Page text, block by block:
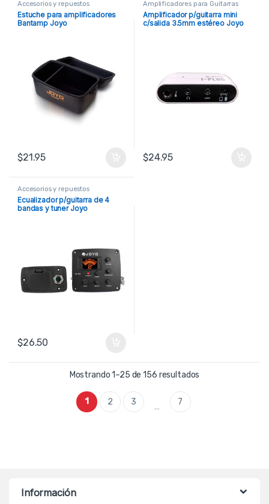
Accesorios y repuestos
Estuche para amplificadores
Bantamp Joyo
$21.95
Amplificadores para Guitarras
Amplificador p/guitarra mini
c/salida 3.5mm estéreo Joyo
$24.95
Accesorios y repuestos
Ecualizador p/guitarra de 4
bandas y tuner Joyo
$26.50
Mostrando 1–25 de 156 resultados
1 2 3 … 7
Información